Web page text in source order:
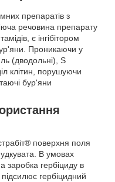
препаратів з
речовина препарату
є інгібітором
Проникаючи у
(дводольні), S
клітин, порушуючи
бур'яни
поверхня поля
В умовах
заробка гербіциду в
гербіцидний